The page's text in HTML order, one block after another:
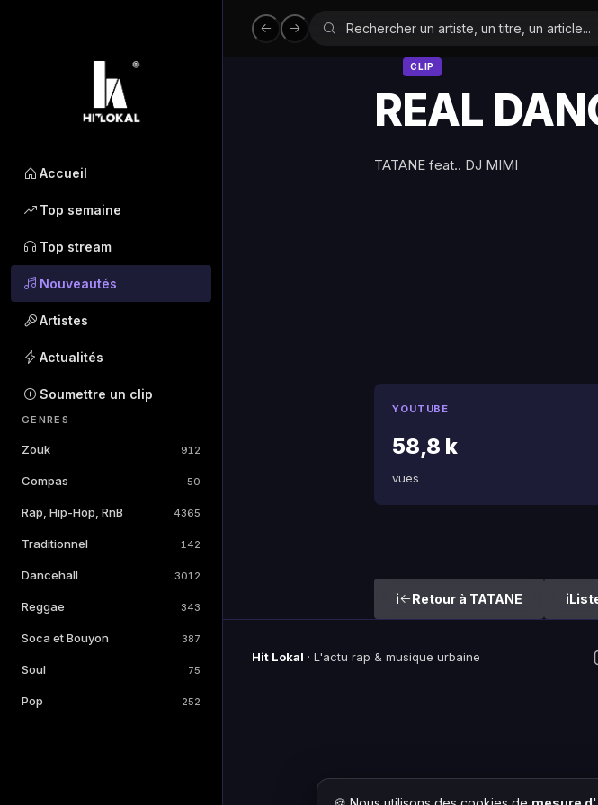
Accueil
Top semaine
Top stream
Nouveautés
Artistes
Actualités
Soumettre un clip
GENRES
Zouk 912
Compas 50
Rap, Hip-Hop, RnB 4365
Traditionnel 142
Dancehall 3012
Reggae 343
Soca et Bouyon 387
Soul 75
Pop 252
CLIP
REAL
TATANE feat.. DJ MIMI
YOUTUBE
58,8 k
vues
Retour à TATANE
Hit Lokal · L'actu rap & musique urbaine